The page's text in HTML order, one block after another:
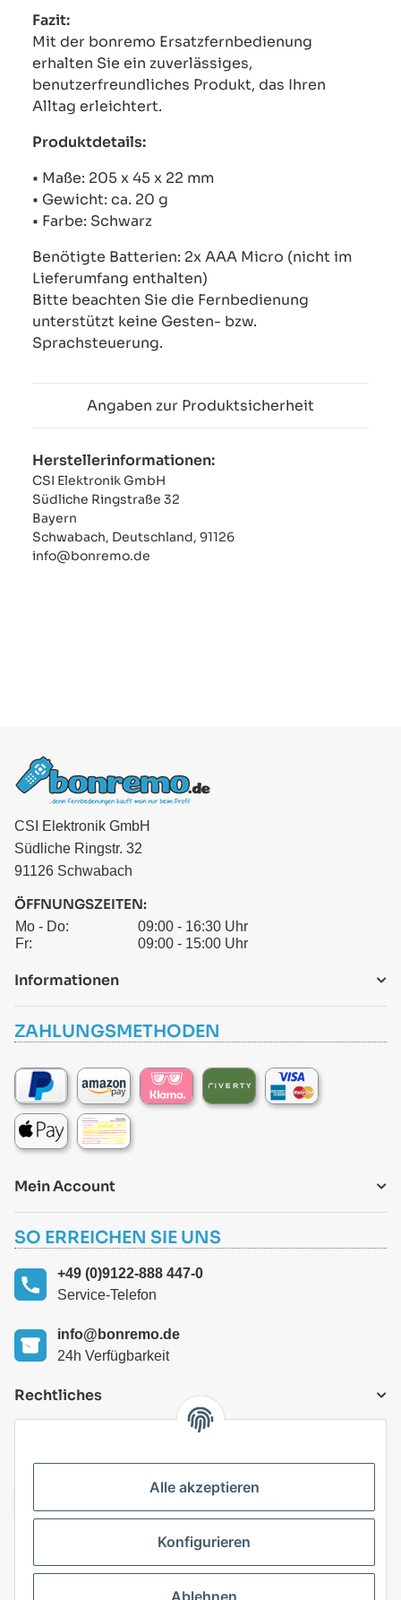
Fazit:
Mit der bonremo Ersatzfernbedienung
erhalten Sie ein zuverlässiges,
benutzerfreundliches Produkt, das Ihren
Alltag erleichtert.
Produktdetails:
• Maße: 205 x 45 x 22 mm
• Gewicht: ca. 20 g
• Farbe: Schwarz
Benötigte Batterien: 2x AAA Micro (nicht im
Lieferumfang enthalten)
Bitte beachten Sie die Fernbedienung
unterstützt keine Gesten- bzw.
Sprachsteuerung.
Angaben zur Produktsicherheit
Herstellerinformationen:
CSI Elektronik GmbH
Südliche Ringstraße 32
Bayern
Schwabach, Deutschland, 91126
info@bonremo.de
CSI Elektronik GmbH
Südliche Ringstr. 32
91126 Schwabach
ÖFFNUNGSZEITEN:
Mo - Do:
09:00 - 16:30 Uhr
Fr:
09:00 - 15:00 Uhr
Informationen
ZAHLUNGSMETHODEN
Mein Account
SO ERREICHEN SIE UNS
+49 (0)9122-888 447-0
Service-Telefon
info@bonremo.de
24h Verfügbarkeit
Rechtliches
Alle akzeptieren
Konfigurieren